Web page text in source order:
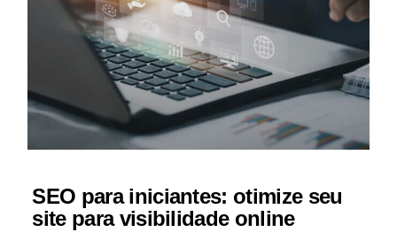
SEO para iniciantes: otimize seu
site para visibilidade online